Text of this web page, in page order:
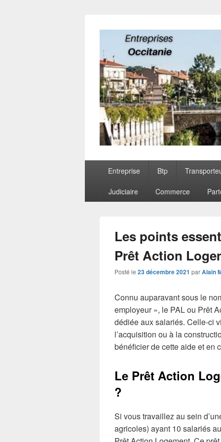
Entreprises
principalEntreprise Btp
Judiciaire Commerce
Les points
Prêt Action
Posté le 23 décembre 2021 parAlain
Connu auparavant sous le
employeur », le PAL ou Prêt
dédiée aux salariés. Celle-ci
l’acquisition ou à la
bénéficier de cette aide et en
Le Prêt Action
?
Si vous travaillez au sein
agricoles) ayant 10 salariés